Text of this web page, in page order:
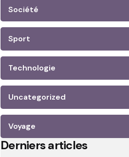
Société
Sport
Technologie
Uncategorized
Voyage
Derniers articles